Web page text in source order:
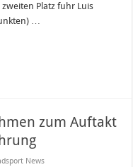
Platz fuhr Luis
…
zum Auftakt
News